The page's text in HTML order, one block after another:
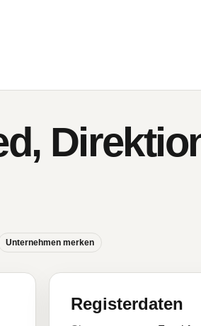
Unternehmen merken
Registerdaten